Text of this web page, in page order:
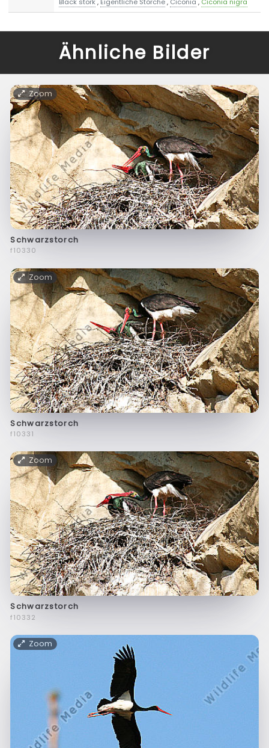
Ähnliche Bilder
Zoom
Schwarzstorch
f10330
Zoom
Schwarzstorch
f10331
Zoom
Schwarzstorch
f10332
Zoom